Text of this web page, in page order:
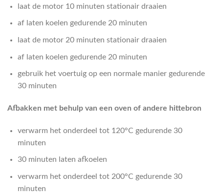
laat de motor 10 minuten stationair draaien
af laten koelen gedurende 20 minuten
laat de motor 20 minuten stationair draaien
af laten koelen gedurende 20 minuten
gebruik het voertuig op een normale manier gedurende
30 minuten
Afbakken met behulp van een oven of andere hittebron
verwarm het onderdeel tot 120°C gedurende 30
minuten
30 minuten laten afkoelen
verwarm het onderdeel tot 200°C gedurende 30
minuten